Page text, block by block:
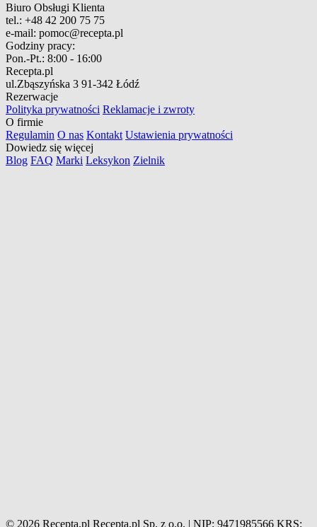
Biuro Obsługi Klienta
tel.: +48 42 200 75 75
e-mail: pomoc@recepta.pl
Godziny pracy:
Pon.-Pt.: 8:00 - 16:00
Recepta.pl
ul.Zbąszyńska 3 91-342 Łódź
Rezerwacje
Polityka prywatności Reklamacje i zwroty
O firmie
Regulamin O nas Kontakt Ustawienia prywatności
Dowiedz się więcej
Blog FAQ Marki Leksykon Zielnik
© 2026 Recepta.pl Recepta.pl Sp. z o.o. | NIP: 9471985566 KRS: